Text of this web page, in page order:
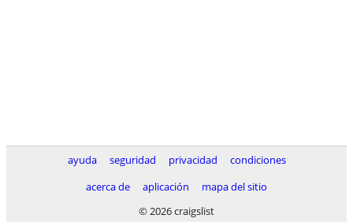
ayuda seguridad privacidad
condiciones
acerca de
aplicación
mapa del sitio
© 2026 craigslist